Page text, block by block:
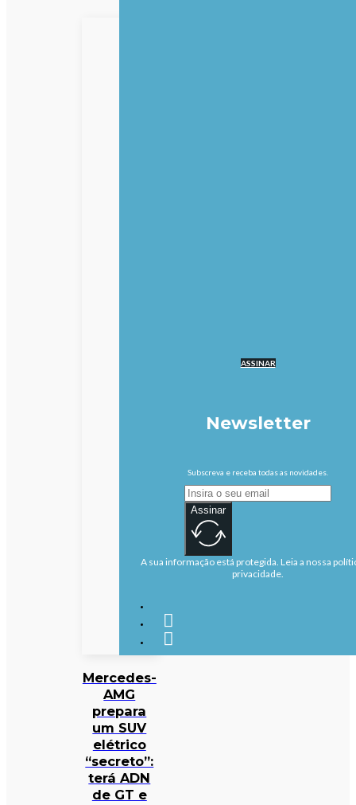
Mercedes-
AMG
prepara
um SUV
elétrico
“secreto”:
terá ADN
de GT e
ASSINAR
Newsletter
Subscreva e receba todas as novidades.
Assinar
A sua informação está protegida. Leia a nossa
privacidade.